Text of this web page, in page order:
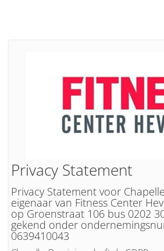
Privacy Statement
Privacy Statement voor
eigenaar van Fitness Center
op Groenstraat 106 bus 0202
gekend onder
0639410043